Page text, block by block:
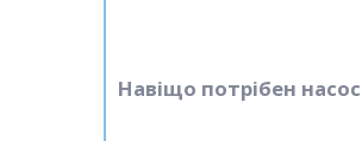
Навіщо потрібен